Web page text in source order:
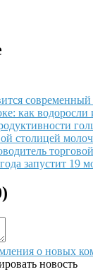
как водоросли
столицей
запустит
)
о новых
новость